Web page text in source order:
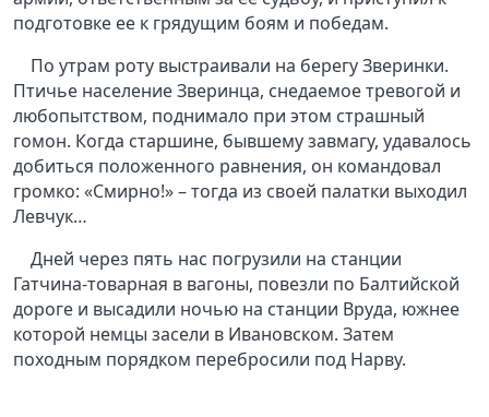
подготовке ее к грядущим боям и победам.
По утрам роту выстраивали на берегу Зверинки.
Птичье население Зверинца, снедаемое тревогой и
любопытством, поднимало при этом страшный
гомон. Когда старшине, бывшему завмагу, удавалось
добиться положенного равнения, он командовал
громко: «Смирно!» – тогда из своей палатки выходил
Левчук…
Дней через пять нас погрузили на станции
Гатчина-товарная в вагоны, повезли по Балтийской
дороге и высадили ночью на станции Вруда, южнее
которой немцы засели в Ивановском. Затем
походным порядком перебросили под Нарву.